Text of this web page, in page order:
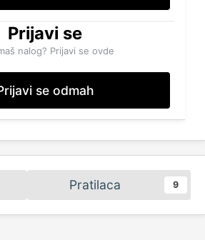
Prijavi se
nalog? Prijavi se ovde
se odmah
Pratilaca 9